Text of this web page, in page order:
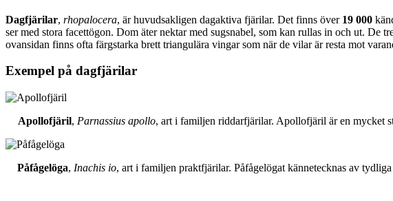
Dagfjärilar, rhopalocera, är huvudsakligen dagaktiva fjärilar. Det finns över 19 000
ser med stora facettögon. Dom äter nektar med sugsnabel, som kan rullas in och ut. De
ovansidan finns ofta färgstarka brett triangulära vingar som när de vilar är resta mot
Exempel på dagfjärilar
Apollofjäril, Parnassius apollo, art i familjen riddarfjärilar. Apollofjäril är en mycket
Påfågelöga, Inachis io, art i familjen praktfjärilar. Påfågelögat kännetecknas av